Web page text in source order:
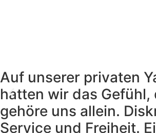
Auf unserer privaten
hatten wir das Gefühl,
gehöre uns allein.
Service und Freiheit.